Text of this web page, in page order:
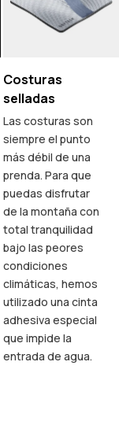
Costuras
selladas
Las costuras son
siempre el punto
más débil de una
prenda. Para que
puedas disfrutar
de la montaña con
total tranquilidad
bajo las peores
condiciones
climáticas, hemos
utilizado una cinta
adhesiva especial
que impide la
entrada de agua.